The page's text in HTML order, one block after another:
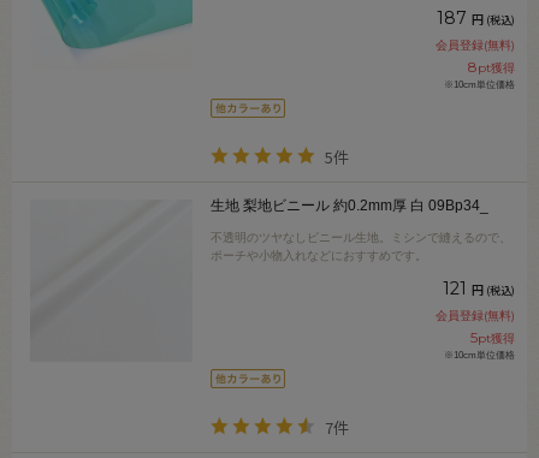
187 円 (税込)
会員登録(無料)
8pt獲得
※10cm単位価格
5件
生地 梨地ビニール 約0.2mm厚 白 09Bp34_
不透明のツヤなしビニール生地。ミシンで縫えるので、
ポーチや小物入れなどにおすすめです。
121 円 (税込)
会員登録(無料)
5pt獲得
※10cm単位価格
7件